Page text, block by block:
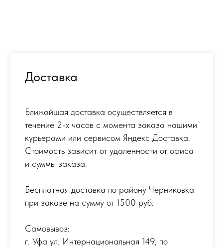
Доставка
Ближайшая доставка осуществляется в
течение 2-х часов с момента заказа нашими
курьерами или сервисом Яндекс Доставка.
Стоимость зависит от удаленности от офиса
и суммы заказа.
Бесплатная доставка по району Черниковка
при заказе на сумму от 1500 руб.
Самовывоз:
г. Уфа ул. Интернациональная 149, по